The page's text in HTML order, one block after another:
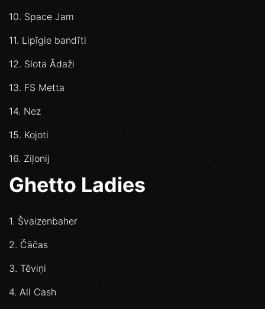
10. Space Jam
11. Lipīgie bandīti
12. Slota Ādaži
13. FS Metta
14. Nez
15. Kojoti
16. Ziļonij
Ghetto Ladies
1. Švaizenbaher
2. Čāčas
3. Tēviņi
4. All Cash